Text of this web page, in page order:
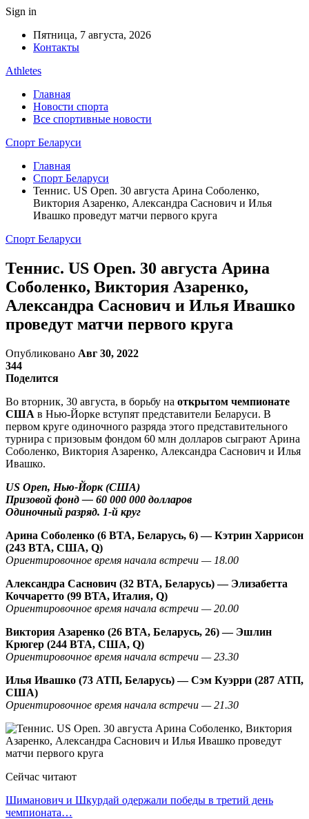
Sign in
Пятница, 7 августа, 2026
Контакты
Athletes
Главная
Новости спорта
Все спортивные новости
Спорт Беларуси
Главная
Спорт Беларуси
Теннис. US Open. 30 августа Арина Соболенко,
Виктория Азаренко, Александра Саснович и Илья
Ивашко проведут матчи первого круга
Спорт Беларуси
Теннис. US Open. 30 августа Арина
Соболенко, Виктория Азаренко,
Александра Саснович и Илья Ивашко
проведут матчи первого круга
Опубликовано Авг 30, 2022
344
Поделится
Во вторник, 30 августа, в борьбу на открытом чемпионате
США в Нью-Йорке вступят представители Беларуси. В
первом круге одиночного разряда этого представительного
турнира с призовым фондом 60 млн долларов сыграют Арина
Соболенко, Виктория Азаренко, Александра Саснович и Илья
Ивашко.
US Open, Нью-Йорк (США)
Призовой фонд — 60 000 000 долларов
Одиночный разряд. 1-й круг
Арина Соболенко (6 ВТА, Беларусь, 6) — Кэтрин Харрисон
(243 ВТА, США, Q)
Ориентировочное время начала встречи — 18.00
Александра Саснович (32 ВТА, Беларусь) — Элизабетта
Коччаретто (99 ВТА, Италия, Q)
Ориентировочное время начала встречи — 20.00
Виктория Азаренко (26 ВТА, Беларусь, 26) — Эшлин
Крюгер (244 ВТА, США, Q)
Ориентировочное время начала встречи — 23.30
Илья Ивашко (73 АТП, Беларусь) — Сэм Куэрри (287 АТП,
США)
Ориентировочное время начала встречи — 21.30
Сейчас читают
Шиманович и Шкурдай одержали победы в третий день
чемпионата…